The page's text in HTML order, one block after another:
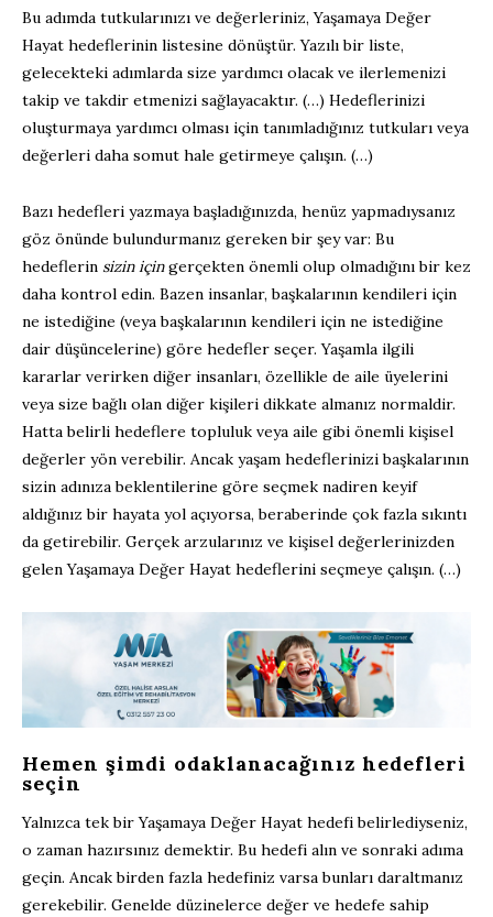
Bu adımda tutkularınızı ve değerleriniz, Yaşamaya Değer
Hayat hedeflerinin listesine dönüştür. Yazılı bir liste,
gelecekteki adımlarda size yardımcı olacak ve ilerlemenizi
takip ve takdir etmenizi sağlayacaktır. (…) Hedeflerinizi
oluşturmaya yardımcı olması için tanımladığınız tutkuları veya
değerleri daha somut hale getirmeye çalışın. (…)
Bazı hedefleri yazmaya başladığınızda, henüz yapmadıysanız
göz önünde bulundurmanız gereken bir şey var: Bu
hedeflerin sizin içingerçekten önemli olup olmadığını bir kez
daha kontrol edin. Bazen insanlar, başkalarının kendileri için
ne istediğine (veya başkalarının kendileri için ne istediğine
dair düşüncelerine) göre hedefler seçer. Yaşamla ilgili
kararlar verirken diğer insanları, özellikle de aile üyelerini
veya size bağlı olan diğer kişileri dikkate almanız normaldir.
Hatta belirli hedeflere topluluk veya aile gibi önemli kişisel
değerler yön verebilir. Ancak yaşam hedeflerinizi başkalarının
sizin adınıza beklentilerine göre seçmek nadiren keyif
aldığınız bir hayata yol açıyorsa, beraberinde çok fazla sıkıntı
da getirebilir. Gerçek arzularınız ve kişisel değerlerinizden
gelen Yaşamaya Değer Hayat hedeflerini seçmeye çalışın. (…)
Hemen şimdi odaklanacağınız hedefleri
seçin
Yalnızca tek bir Yaşamaya Değer Hayat hedefi belirlediyseniz,
o zaman hazırsınız demektir. Bu hedefi alın ve sonraki adıma
geçin. Ancak birden fazla hedefiniz varsa bunları daraltmanız
gerekebilir. Genelde düzinelerce değer ve hedefe sahip